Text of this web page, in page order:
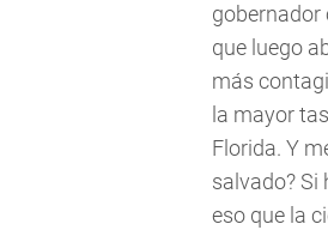
gobernador
que luego
más
la mayor
Florida. Y
salvado? Si
eso que la